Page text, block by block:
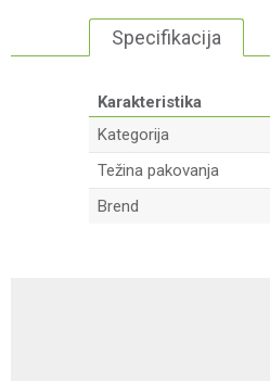
Specifikacija
Karakteristika
Kategorija
Težina pakovanja
Brend